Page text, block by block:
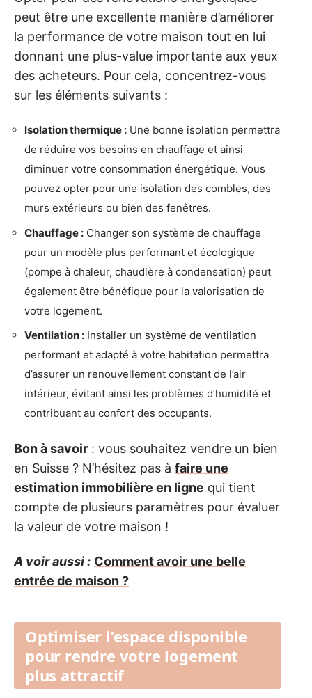
peut être une excellente manière d’améliorer
la performance de votre maison tout en lui
donnant une plus-value importante aux yeux
des acheteurs. Pour cela, concentrez-vous
sur les éléments suivants :
Isolation thermique : Une bonne isolation permettra
de réduire vos besoins en chauffage et ainsi
diminuer votre consommation énergétique. Vous
pouvez opter pour une isolation des combles, des
murs extérieurs ou bien des fenêtres.
Chauffage : Changer son système de chauffage
pour un modèle plus performant et écologique
(pompe à chaleur, chaudière à condensation) peut
également être bénéfique pour la valorisation de
votre logement.
Ventilation : Installer un système de ventilation
performant et adapté à votre habitation permettra
d’assurer un renouvellement constant de l’air
intérieur, évitant ainsi les problèmes d’humidité et
contribuant au confort des occupants.
Bon à savoir : vous souhaitez vendre un bien
en Suisse ? N’hésitez pas à faire une
estimation immobilière en ligne qui tient
compte de plusieurs paramètres pour évaluer
la valeur de votre maison !
A voir aussi : Comment avoir une belle
entrée de maison ?
Optimiser l’espace disponible
pour rendre votre logement
plus attractif